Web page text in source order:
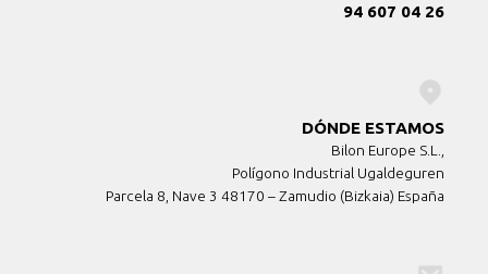
94 607 04 26
DÓNDE ESTAMOS
Bilon Europe S.L.,
Polígono Industrial Ugaldeguren
Parcela 8, Nave 3 48170 – Zamudio (Bizkaia) España